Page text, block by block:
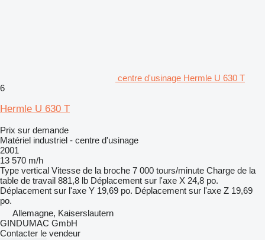
centre d'usinage Hermle U 630 T
6
Hermle U 630 T
Prix sur demande
Matériel industriel - centre d'usinage
2001
13 570 m/h
Type vertical Vitesse de la broche 7 000 tours/minute Charge de la
table de travail 881,8 lb Déplacement sur l'axe X 24,8 po.
Déplacement sur l'axe Y 19,69 po. Déplacement sur l'axe Z 19,69
po.
Allemagne, Kaiserslautern
GINDUMAC GmbH
Contacter le vendeur